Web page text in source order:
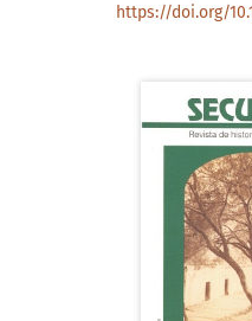
https://doi.org/